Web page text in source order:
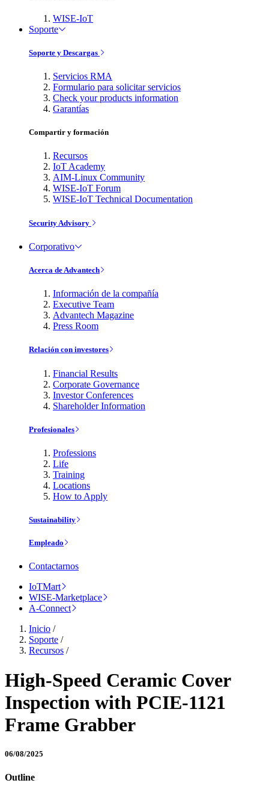
WISE-IoT
Soporte
Soporte y Descargas
Servicios RMA
Formulario para solicitar servicios
Check your products information
Garantías
Compartir y formación
Recursos
IoT Academy
AIM-Linux Community
WISE-IoT Forum
WISE-IoT Technical Documentation
Security Advisory
Corporativo
Acerca de Advantech
Información de la compañía
Executive Team
Advantech Magazine
Press Room
Relación con investores
Financial Results
Corporate Governance
Investor Conferences
Shareholder Information
Profesionales
Professions
Life
Training
Locations
How to Apply
Sustainability
Empleado
Contactarnos
IoTMart
WISE-Marketplace
A-Connect
Inicio /
Soporte /
Recursos /
High-Speed Ceramic Cover
Inspection with PCIE-1121
Frame Grabber
06/08/2025
Outline